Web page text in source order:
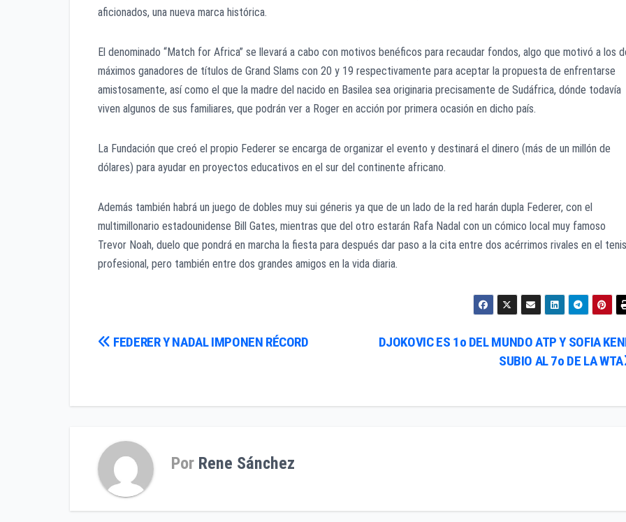
aficionados, una nueva marca histórica.
El denominado “Match for Africa” se llevará a cabo con motivos benéficos para recaudar fondos, algo que motivó a los
máximos ganadores de títulos de Grand Slams con 20 y 19 respectivamente para aceptar la propuesta de enfrentarse
amistosamente, así como el que la madre del nacido en Basilea sea originaria precisamente de Sudáfrica, dónde todavía
viven algunos de sus familiares, que podrán ver a Roger en acción por primera ocasión en dicho país.
La Fundación que creó el propio Federer se encarga de organizar el evento y destinará el dinero (más de un millón de
dólares) para ayudar en proyectos educativos en el sur del continente africano.
Además también habrá un juego de dobles muy sui géneris ya que de un lado de la red harán dupla Federer, con el
multimillonario estadounidense Bill Gates, mientras que del otro estarán Rafa Nadal con un cómico local muy famoso
Trevor Noah, duelo que pondrá en marcha la fiesta para después dar paso a la cita entre dos acérrimos rivales en el tenis
profesional, pero también entre dos grandes amigos en la vida diaria.
Navegación
entradas
DJOKOVIC ES 1o DEL MUNDO ATP Y SOFIA
SUBIO AL 7o DE LA WTA
FEDERER Y NADAL IMPONEN RÉCORD
Por Rene Sánchez